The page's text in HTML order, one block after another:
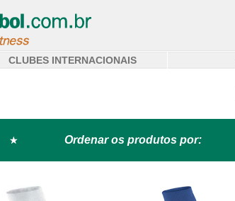
CLUBES INTERNACIONAIS
Ordenar os produtos por: